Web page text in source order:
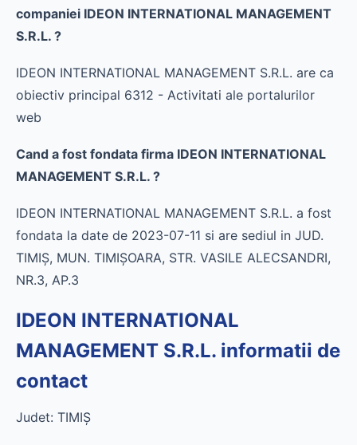
companiei IDEON INTERNATIONAL MANAGEMENT
S.R.L. ?
IDEON INTERNATIONAL MANAGEMENT S.R.L. are ca
obiectiv principal 6312 - Activitati ale portalurilor
web
Cand a fost fondata firma IDEON INTERNATIONAL
MANAGEMENT S.R.L. ?
IDEON INTERNATIONAL MANAGEMENT S.R.L. a fost
fondata la date de 2023-07-11 si are sediul in JUD.
TIMIŞ, MUN. TIMIŞOARA, STR. VASILE ALECSANDRI,
NR.3, AP.3
IDEON INTERNATIONAL
MANAGEMENT S.R.L. informatii de
contact
Judet: TIMIŞ